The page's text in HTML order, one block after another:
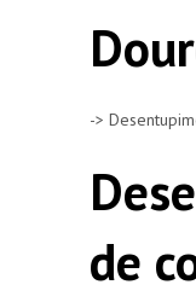
->
de